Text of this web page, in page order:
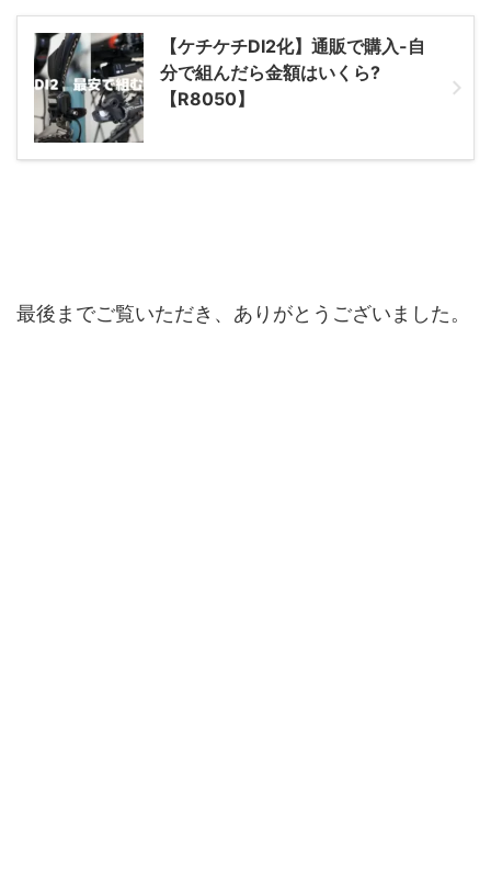
【ケチケチDI2化】通販で購入-自
分で組んだら金額はいくら?
【R8050】
最後までご覧いただき、ありがとうございました。